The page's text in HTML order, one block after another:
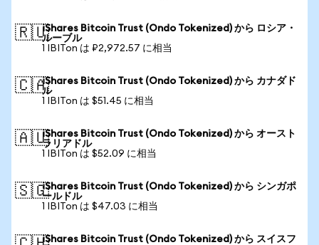
🇷🇺iShares Bitcoin Trust (Ondo Tokenized) から ロシア・
ルーブル
1 IBITon は ₽2,972.57 に相当
🇨🇦iShares Bitcoin Trust (Ondo Tokenized) から カナダド
ル
1 IBITon は $51.45 に相当
🇦🇺iShares Bitcoin Trust (Ondo Tokenized) から オースト
ラリアドル
1 IBITon は $52.09 に相当
🇸🇬iShares Bitcoin Trust (Ondo Tokenized) から シンガポ
ールドル
1 IBITon は $47.03 に相当
iShares Bitcoin Trust (Ondo Tokenized) から スイスフ